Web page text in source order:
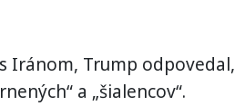
Iránom, Trump odpovedal,
a „šialencov“.